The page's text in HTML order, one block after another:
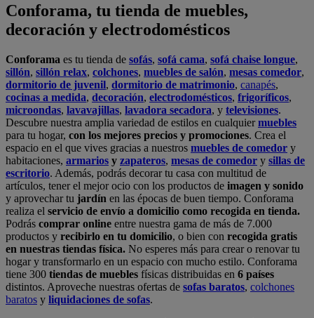
Conforama, tu tienda de muebles,
decoración y electrodomésticos
Conforama es tu tienda de sofás, sofá cama, sofá chaise longue,
sillón, sillón relax, colchones, muebles de salón, mesas comedor,
dormitorio de juvenil, dormitorio de matrimonio, canapés,
cocinas a medida, decoración, electrodomésticos, frigoríficos,
microondas, lavavajillas, lavadora secadora, y televisiones.
Descubre nuestra amplia variedad de estilos en cualquiermuebles
para tu hogar, con los mejores precios y promociones. Crea el
espacio en el que vives gracias a nuestros muebles de comedor y
habitaciones, armarios y zapateros, mesas de comedor y sillas de
escritorio. Además, podrás decorar tu casa con multitud de
artículos, tener el mejor ocio con los productos de imagen y sonido
y aprovechar tu jardín en las épocas de buen tiempo. Conforama
realiza el servicio de envío a domicilio como recogida en tienda.
Podrás comprar online entre nuestra gama de más de 7.000
productos y recibirlo en tu domicilio, o bien con recogida gratis
en nuestras tiendas física. No esperes más para crear o renovar tu
hogar y transformarlo en un espacio con mucho estilo. Conforama
tiene 300 tiendas de muebles físicas distribuidas en 6 países
distintos. Aproveche nuestras ofertas de sofas baratos, colchones
baratos y liquidaciones de sofas.